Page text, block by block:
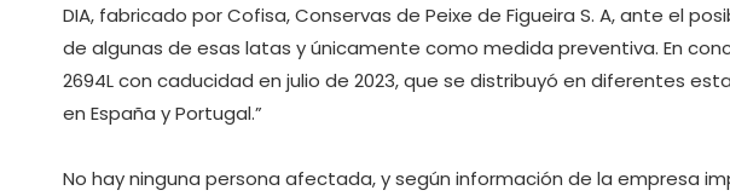
DIA, fabricado por Cofisa, Conservas de Peixe de Figueira S. A, ante el
de algunas de esas latas y únicamente como medida preventiva. En
2694L con caducidad en julio de 2023, que se distribuyó en diferentes
en España y Portugal.”
No hay ninguna persona afectada, y según información de la empresa